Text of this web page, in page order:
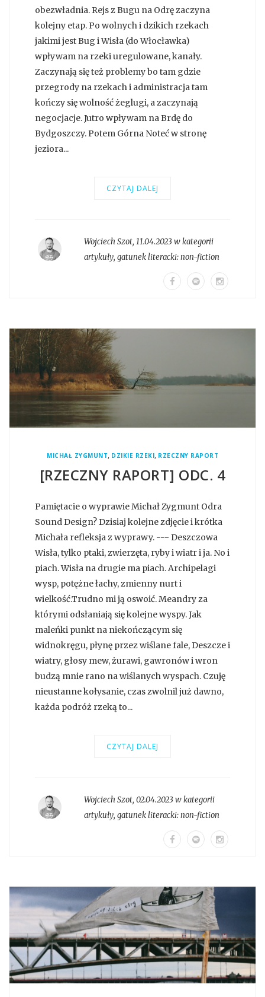
obezwładnia. Rejs z Bugu na Odrę zaczyna
kolejny etap. Po wolnych i dzikich rzekach
jakimi jest Bug i Wisła (do Włocławka)
wpływam na rzeki uregulowane, kanały.
Zaczynają się też problemy bo tam gdzie
przegrody na rzekach i administracja tam
kończy się wolność żeglugi, a zaczynają
negocjacje. Jutro wpływam na Brdę do
Bydgoszczy. Potem Górna Noteć w stronę
jeziora...
CZYTAJ DALEJ
Wojciech Szot, 11.04.2023 w kategorii
artykuły, gatunek literacki:non-fiction
MICHAŁ ZYGMUNT, DZIKIE RZEKI, RZECZNY RAPORT
[RZECZNY RAPORT] ODC. 4
Pamiętacie o wyprawie Michał Zygmunt Odra
Sound Design? Dzisiaj kolejne zdjęcie i krótka
Michała refleksja z wyprawy. --- Deszczowa
Wisła, tylko ptaki, zwierzęta, ryby i wiatr i ja. No i
piach. Wisła na drugie ma piach. Archipelagi
wysp, potężne łachy, zmienny nurt i
wielkość.Trudno mi ją oswoić. Meandry za
którymi odsłaniają się kolejne wyspy. Jak
maleńki punkt na niekończącym się
widnokręgu, płynę przez wiślane fale, Deszcze i
wiatry, głosy mew, żurawi, gawronów i wron
budzą mnie rano na wiślanych wyspach. Czuję
nieustanne kołysanie, czas zwolnil już dawno,
każda podróż rzeką to...
CZYTAJ DALEJ
Wojciech Szot, 02.04.2023 w kategorii
artykuły, gatunek literacki:non-fiction